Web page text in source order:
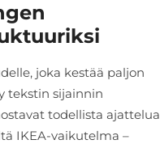
joka kestää paljon
tekstin sijainnin
todellista ajattelua
IKEA-vaikutelma –